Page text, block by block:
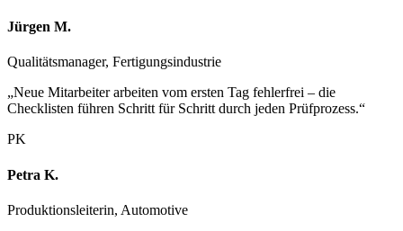
Jürgen M.
Qualitätsmanager, Fertigungsindustrie
„Neue Mitarbeiter arbeiten vom ersten Tag fehlerfrei – die
Checklisten führen Schritt für Schritt durch jeden Prüfprozess.“
PK
Petra K.
Produktionsleiterin, Automotive